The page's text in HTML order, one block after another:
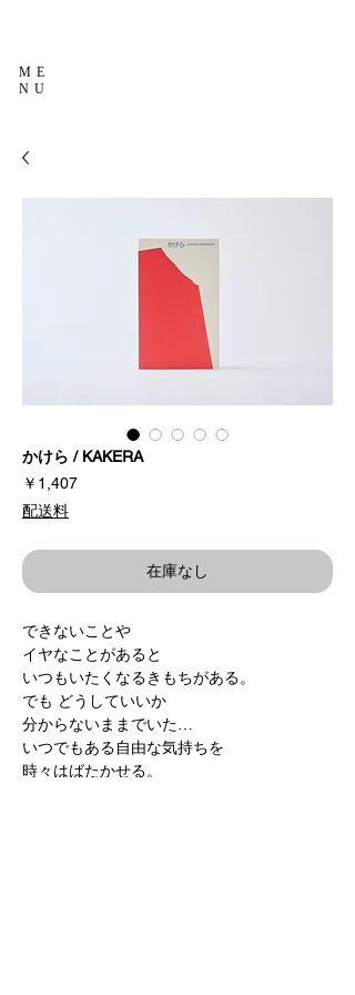
ME
NU
かけら / KAKERA
￥1,407価
配送料
在庫なし
できないことや
イヤなことがあると
いつもいたくなるきもちがある。
でも どうしていいか
分からないままでいた…
いつでもある自由な気持ちを
時々はばたかせる。